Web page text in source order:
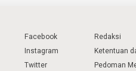
Facebook
Instagram
Twitter
Redaksi
Ketentuan
Pedoman